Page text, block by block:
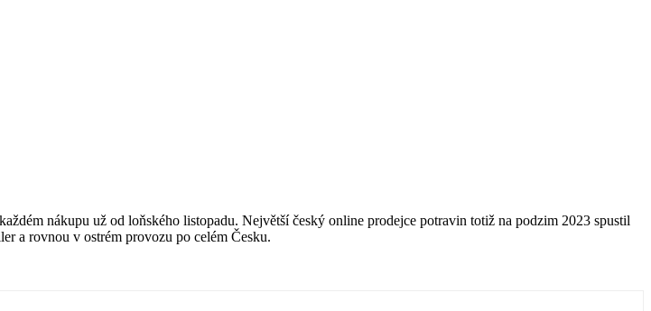
nákupu už od loňského listopadu. Největší český online prodejce potravin totiž na podzim 2023 spustil
a rovnou v ostrém provozu po celém Česku.